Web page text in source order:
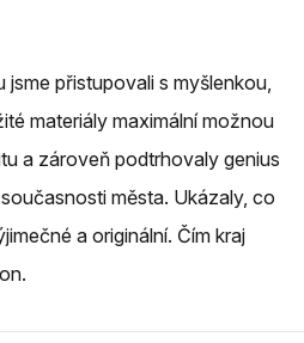
jsme přistupovali s myšlenkou,
materiály maximální možnou
a zároveň podtrhovaly genius
města. Ukázaly, co
a originální. Čím kraj